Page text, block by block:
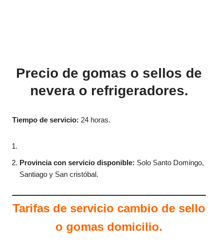
Precio de gomas o sellos de
nevera o refrigeradores.
Tiempo de servicio: 24 horas.
Provincia con servicio disponible: Solo Santo Domingo,
Santiago y San cristóbal.
Tarifas de servicio cambio de sello
o gomas domicilio.